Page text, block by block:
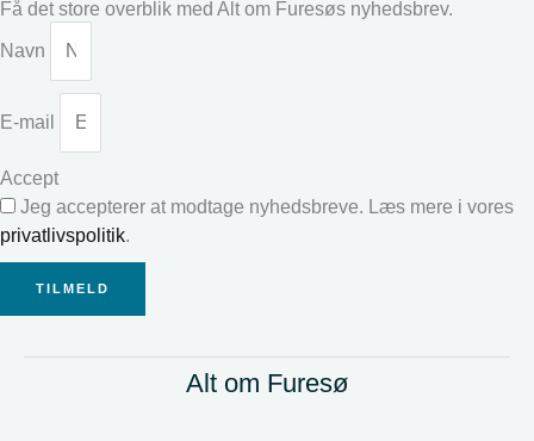
Få det store overblik med Alt om Furesøs nyhedsbrev.
Navn
E-mail
Accept
Jeg accepterer at modtage nyhedsbreve. Læs mere i vores
privatlivspolitik.
TILMELD
Alt om Furesø